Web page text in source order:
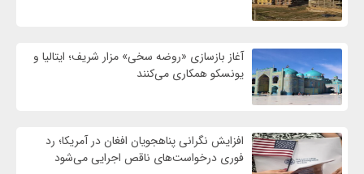
آغاز بازسازی «روضه سخی» مزار شریف؛ ایتالیا و
یونسکو همکاری می‌کنند
افزایش نگرانی پناهجویان افغان در آمریکا؛ رد
فوری درخواست‌های ناقص اجرایی می‌شود